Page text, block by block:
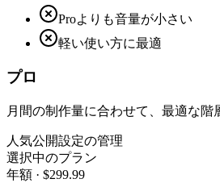
Proよりも音量が小さい
軽い使い方に最適
プロ
月間の制作量に合わせて、最適な階
人気公開設定の管理
選択中のプラン
年額 · $299.99